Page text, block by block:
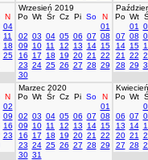
N
04
11
18
25
Wrzesień 2019
Po Wt Śr Cz Pi So
N
01
02 03 04 05 06 07 08
09
10 11 12 13 14 15
16
17 18 19 20 21
22
23 24 25 26 27 28 29
30
Po Wt
01
07 08
14 15
21
22
28 29
N
02
09
16
23
Marzec 2020
Po Wt Śr Cz Pi So
N
01
02 03 04 05 06 07 08
09
10 11 12 13 14 15
16
17 18 19 20 21
22
23 24 25 26 27 28 29
30 31
Po Wt
06 07
13
14
20 21
27 28